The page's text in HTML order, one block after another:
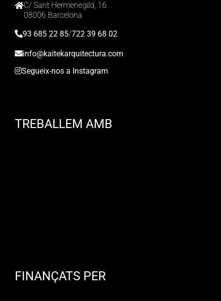
C/ Sant Hermenegild, 16
08006 Barcelona
93 685 22 85/722 39 68 02
info@kaitekarquitectura.com
Segueix-nos a Instagram
TREBALLEM AMB
FINANÇATS PER